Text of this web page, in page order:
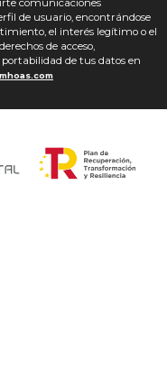
comunicaciones
de usuario, encontrándose
el interés legítimo o el
de acceso,
de tus datos en